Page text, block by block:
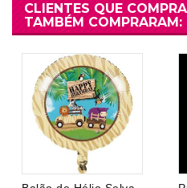
CLIENTES QUE
TAMBÉM COMPRARAM: